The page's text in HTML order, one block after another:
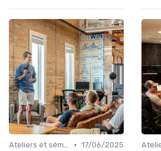
Ateliers et séminaires • 17/06/2025